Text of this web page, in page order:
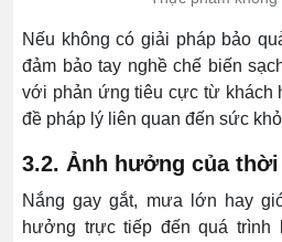
Nếu không có giải pháp bảo
đảm bảo tay nghề chế biến
với phản ứng tiêu cực từ khách
đề pháp lý liên quan đến sức
3.2. Ảnh hưởng của
Nắng gay gắt, mưa lớn hay
hưởng trực tiếp đến quá trình